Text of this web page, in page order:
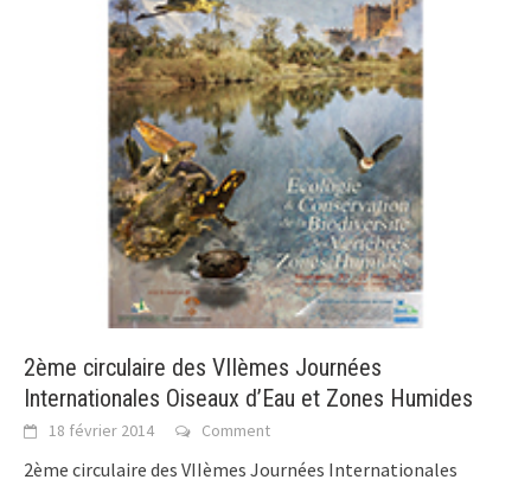
2ème circulaire des VIIèmes Journées
Internationales Oiseaux d’Eau et Zones Humides
18 février 2014 Comment
2ème circulaire des VIIèmes Journées Internationales